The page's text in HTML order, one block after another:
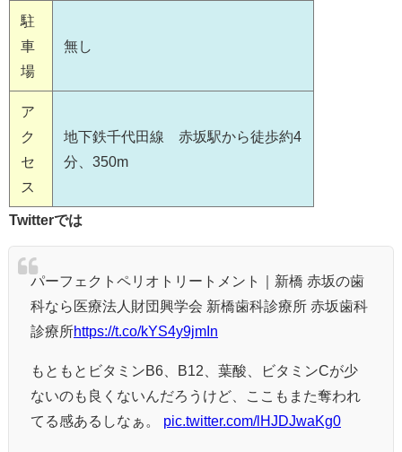
駐
車
場
無し
ア
ク
セ
ス
地下鉄千代田線 赤坂駅から徒歩約4
分、350m
Twitterでは
パーフェクトペリオトリートメント｜新橋 赤坂の歯
科なら医療法人財団興学会 新橋歯科診療所 赤坂歯科
診療所https://t.co/kYS4y9jmIn
もともとビタミンB6、B12、葉酸、ビタミンCが少
ないのも良くないんだろうけど、ここもまた奪われ
てる感あるしなぁ。 pic.twitter.com/lHJDJwaKg0